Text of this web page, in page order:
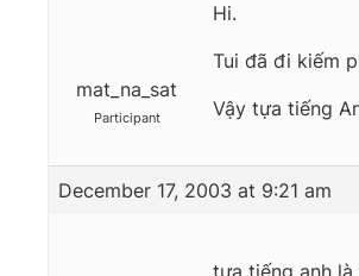
mat_na_sat
Participant
Hi.
Tui đã đi kiếm
Vậy tựa tiếng
December 17, 2003 at 9:21 am